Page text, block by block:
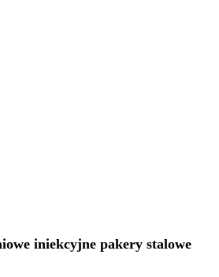
iniekcyjne pakery stalowe